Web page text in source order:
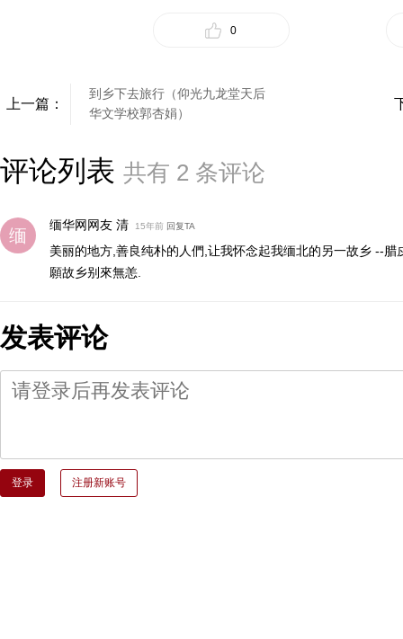
0
上一篇：
到乡下去旅行（仰光九龙堂天后
华文学校郭杏娟）
评论列表 共有 2 条评论
缅华网网友 清 15年前 回复TA
美丽的地方,善良纯朴的人們,让我怀念起我缅北的另一故乡 --腊
願故乡别來無恙.
发表评论
登录 注册新账号